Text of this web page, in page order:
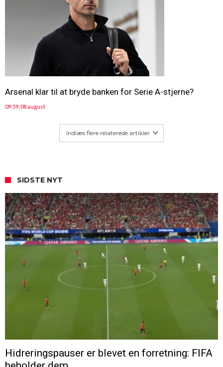
Arsenal klar til at bryde banken for Serie A-stjerne?
09:59, 08 august
Indlæs flere relaterede artikler
SIDSTE NYT
Hidreringspauser er blevet en forretning: FIFA